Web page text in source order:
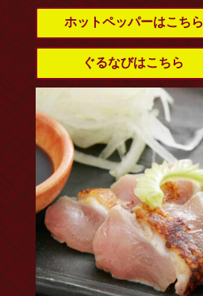
ホットペッパーはこちら
ぐるなびはこちら